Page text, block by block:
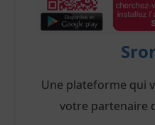
Une plateforme qui
votre partenaire